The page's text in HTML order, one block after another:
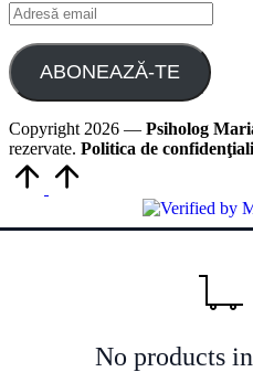
No products
Adresă
email
ABONEAZĂ-TE
Copyright 2026 — Psiholog
rezervate. Politica de